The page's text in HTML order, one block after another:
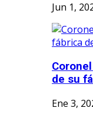
Jun 1,
de su
Ene 3,